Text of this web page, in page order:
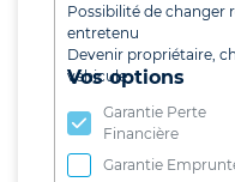
Possibilité de changer
entretenu
Devenir propriétaire,
véhicule
Vos options
Garantie Perte
Financière
Garantie